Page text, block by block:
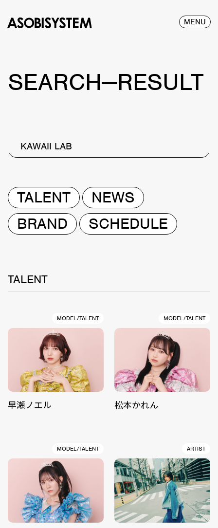
MENU
SEARCH—RESULT
KAWAII LAB
TALENT
NEWS
BRAND
SCHEDULE
TALENT
MODEL/TALENT
早瀬ノエル
MODEL/TALENT
松本かれん
MODEL/TALENT ARTIST